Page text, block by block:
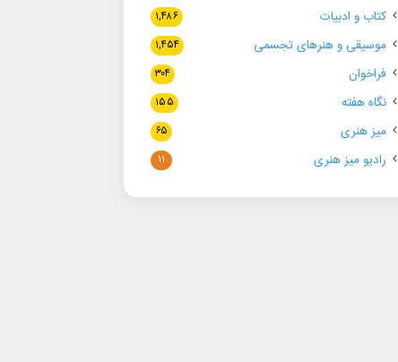
کتاب و ادبیات ۱,۴۸۶
موسیقی و هنرهای تجسمی ۱,۴۵۴
فراخوان ۳۰۴
نگاه هفته ۱۵۵
میز هنری ۶۵
رادیو میز هنری ۱۱